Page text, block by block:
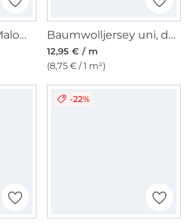
Baumwolljersey Malomi Panel Blumenbordüre, dunkelblau 150 x 98 cm Baumwolljersey uni, dunkelflieder
12,95 € / m
(8,75 € / 1 m²)
-22%